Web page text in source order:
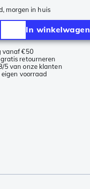
morgen in huis
In winkelwagen
vanaf €50
retourneren
5 van onze klanten
voorraad